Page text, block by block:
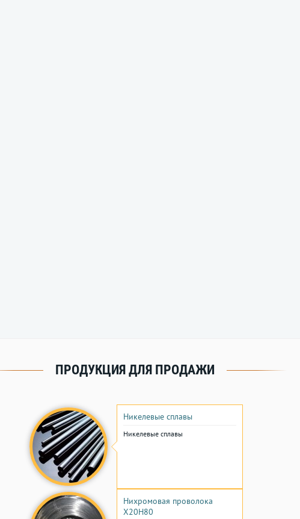
ПРОДУКЦИЯ ДЛЯ ПРОДАЖИ
Никелевые сплавы
Никелевые сплавы
Нихромовая проволока
Х20Н80